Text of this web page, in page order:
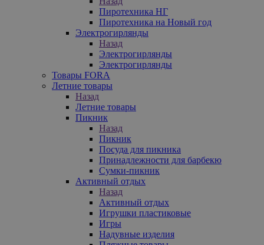
Пиротехника НГ
Пиротехника на Новый год
Электрогирлянды
Назад
Электрогирлянды
Электрогирлянды
Товары FORA
Летние товары
Назад
Летние товары
Пикник
Назад
Пикник
Посуда для пикника
Принадлежности для барбекю
Сумки-пикник
Активный отдых
Назад
Активный отдых
Игрушки пластиковые
Игры
Надувные изделия